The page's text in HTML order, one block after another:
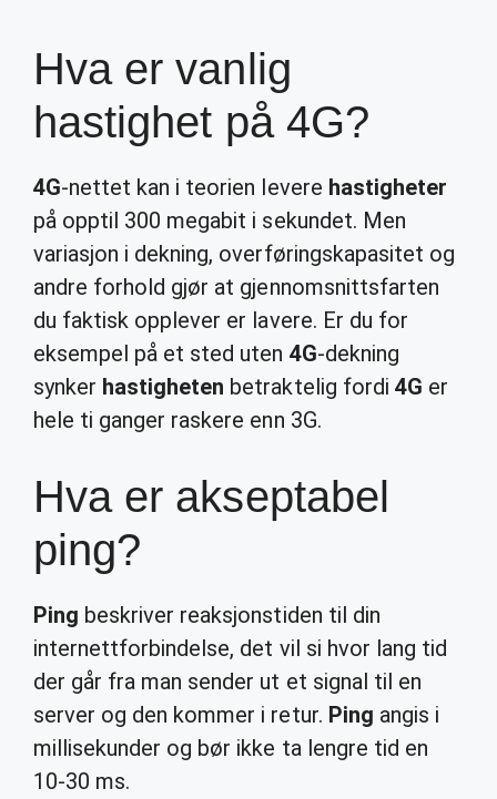
Hva er vanlig
hastighet på 4G?
4G-nettet kan i teorien levere hastigheter
på opptil 300 megabit i sekundet. Men
variasjon i dekning, overføringskapasitet og
andre forhold gjør at gjennomsnittsfarten
du faktisk opplever er lavere. Er du for
eksempel på et sted uten 4G-dekning
synker hastigheten betraktelig fordi 4G er
hele ti ganger raskere enn 3G.
Hva er akseptabel
ping?
Ping beskriver reaksjonstiden til din
internettforbindelse, det vil si hvor lang tid
der går fra man sender ut et signal til en
server og den kommer i retur. Ping angis i
millisekunder og bør ikke ta lengre tid en
10-30 ms.